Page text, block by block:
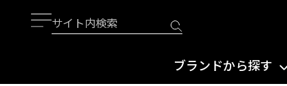
ブランドから探す